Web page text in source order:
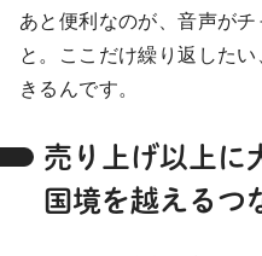
あと便利なのが、音声が
と。ここだけ繰り返した
きるんです。
売り上げ以上
国境を越えるつ